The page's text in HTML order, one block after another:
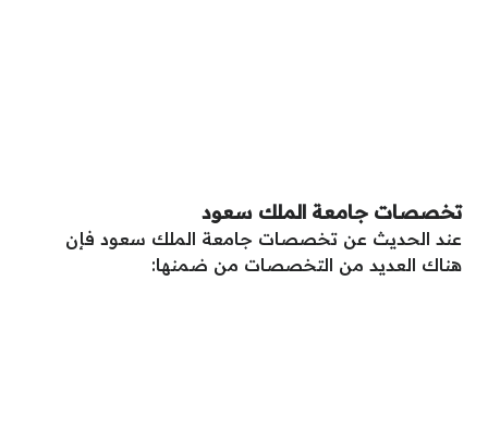
تخصصات جامعة الملك سعود
عند الحديث عن تخصصات جامعة الملك سعود فإن
هناك العديد من التخصصات من ضمنها: